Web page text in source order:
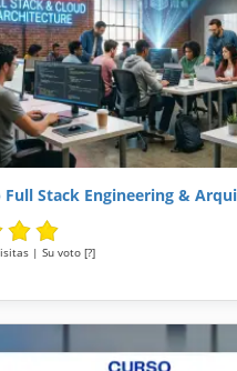
Full Stack Engineering &
| Su voto [?]